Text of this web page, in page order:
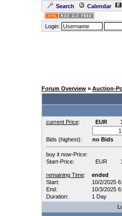
Search Calendar
Login:
Forum Overview» Auction-
current Price: EUR
Bids (highest):
no Bids
buy it now-Price:
Start-Price:
EUR
remaining Time:
ended
Start:
10/2/2025
End:
10/3/2025
Duration:
1 Day